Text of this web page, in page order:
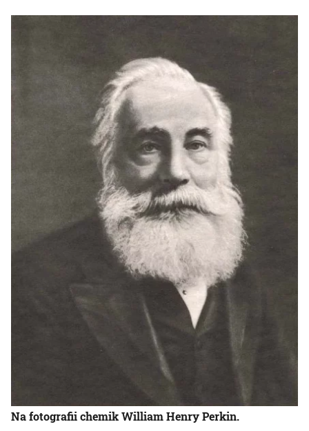
Na fotografii chemik William Henry Perkin.